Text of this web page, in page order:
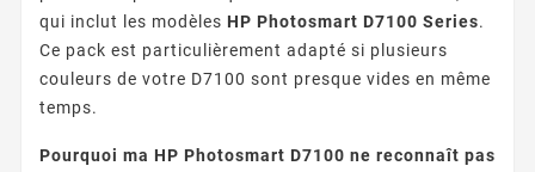
qui inclut les modèles HP Photosmart D7100 Series.
Ce pack est particulièrement adapté si plusieurs
couleurs de votre D7100 sont presque vides en même
temps.
Pourquoi ma HP Photosmart D7100 ne reconnaît pas